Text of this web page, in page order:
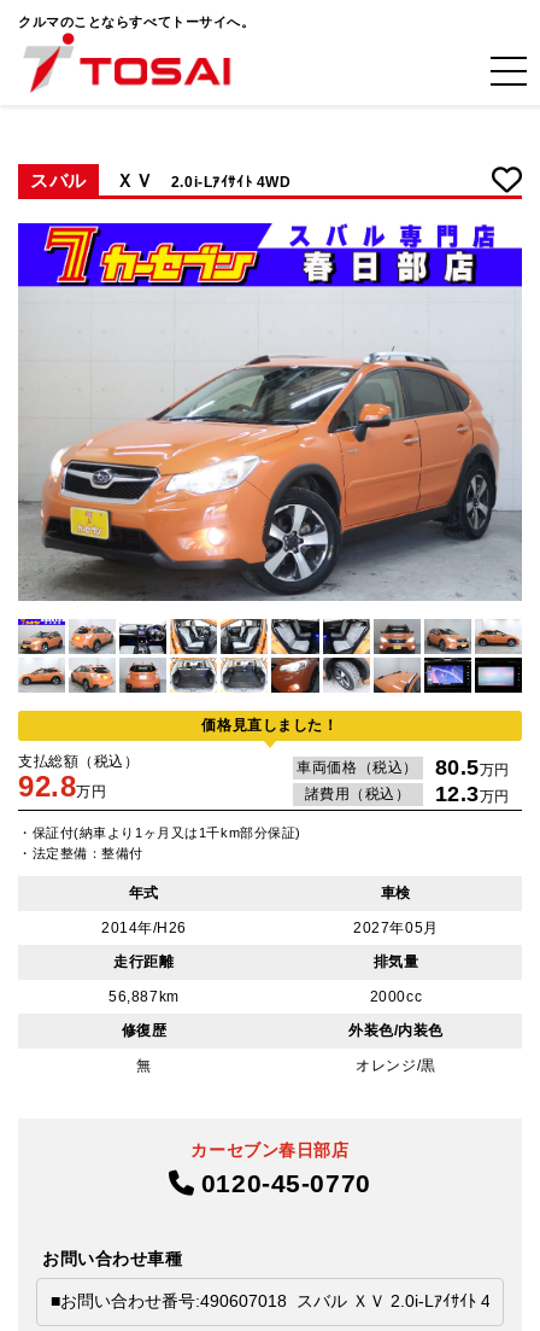
クルマのことならすべてトーサイへ。
スバル ＸＶ 2.0i-Lｱｲｻｲﾄ 4WD
価格見直しました！
支払総額（税込）
92.8万円
車両価格（税込） 80.5万円
諸費用（税込）
12.3万円
・保証付(納車より1ヶ月又は1千km部分保証)
・法定整備：整備付
年式 車検
2014年/H26
2027年05月
走行距離
排気量
56,887km
2000cc
修復歴
外装色/内装色
無 オレンジ/黒
カーセブン春日部店
0120-45-0770
お問い合わせ車種